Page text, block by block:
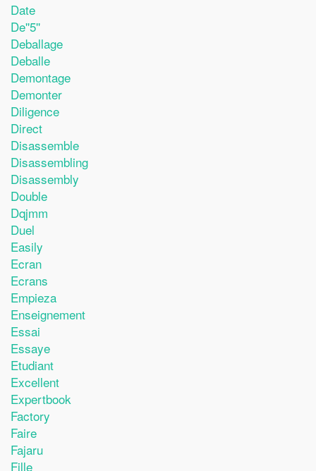
Date
De''5''
Deballage
Deballe
Demontage
Demonter
Diligence
Direct
Disassemble
Disassembling
Disassembly
Double
Dqjmm
Duel
Easily
Ecran
Ecrans
Empieza
Enseignement
Essai
Essaye
Etudiant
Excellent
Expertbook
Factory
Faire
Fajaru
Fille